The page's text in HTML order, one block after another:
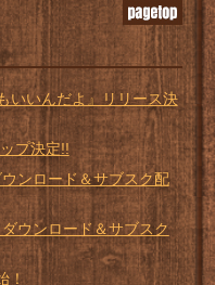
いいんだよ』リリース決
プ決定!!
ンロード＆サブスク配
ウンロード＆サブスク
！